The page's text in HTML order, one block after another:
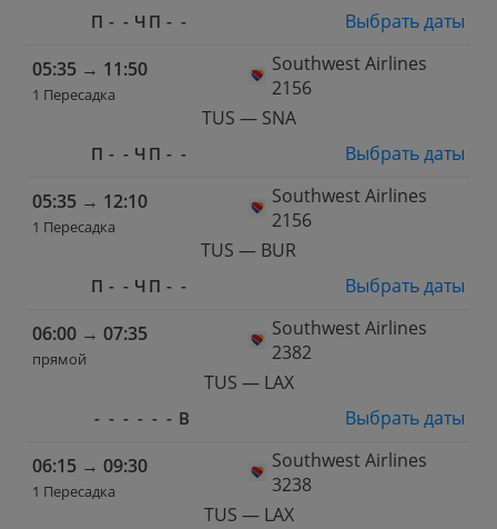
П - - Ч П - -
Выбрать даты
05:35 → 11:50
1 Пересадка
Southwest Airlines
2156
TUS — SNA
П - - Ч П - -
Выбрать даты
05:35 → 12:10
1 Пересадка
Southwest Airlines
2156
TUS — BUR
П - - Ч П - -
Выбрать даты
06:00 → 07:35
прямой
Southwest Airlines
2382
TUS — LAX
- - - - - - В
Выбрать даты
06:15 → 09:30
1 Пересадка
Southwest Airlines
3238
TUS — LAX